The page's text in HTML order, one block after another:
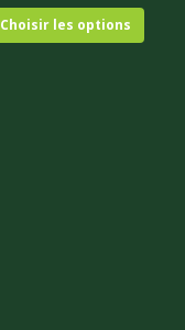
Choisir les options